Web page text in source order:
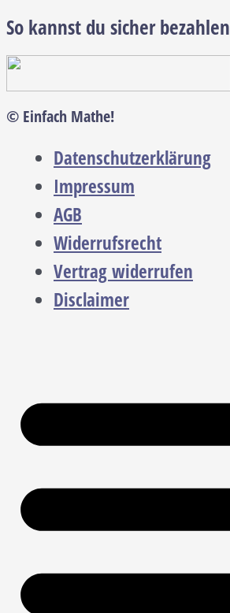
So kannst du sicher bezahlen
© Einfach Mathe!
Datenschutzerklärung
Impressum
AGB
Widerrufsrecht
Vertrag widerrufen
Disclaimer